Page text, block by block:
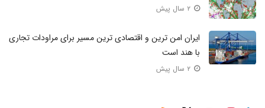
ایران امن ترین و اقتصادی ترین مسیر برای مراودات تجاری
با هند است